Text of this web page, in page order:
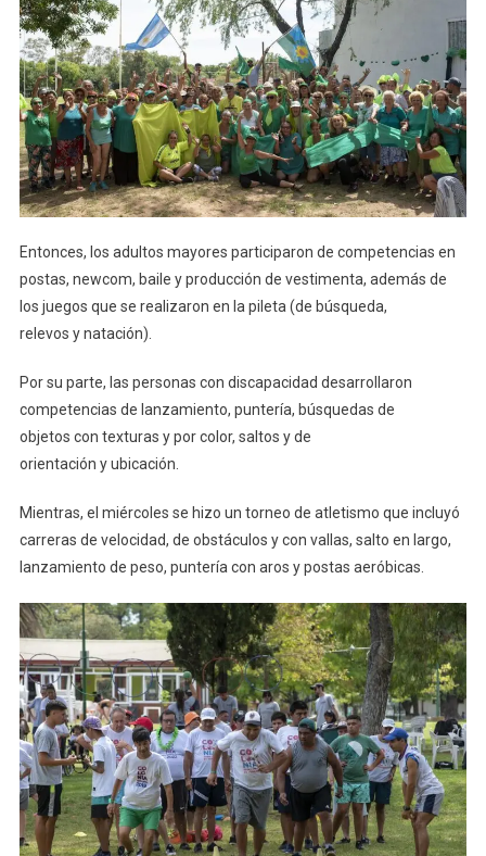
Entonces, los adultos mayores participaron de competencias en
postas, newcom, baile y producción de vestimenta, además de
los juegos que se realizaron en la pileta (de búsqueda,
relevos y natación).
Por su parte, las personas con discapacidad desarrollaron
competencias de lanzamiento, puntería, búsquedas de
objetos con texturas y por color, saltos y de
orientación y ubicación.
Mientras, el miércoles se hizo un torneo de atletismo que incluyó
carreras de velocidad, de obstáculos y con vallas, salto en largo,
lanzamiento de peso, puntería con aros y postas aeróbicas.